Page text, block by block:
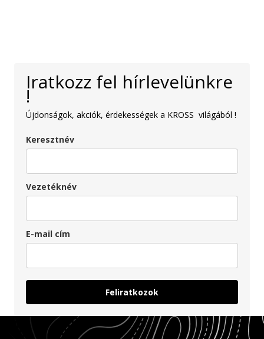
Iratkozz fel hírlevelünkre
!
Újdonságok, akciók, érdekességek a KROSS világából !
Keresztnév
Vezetéknév
E-mail cím
Feliratkozok